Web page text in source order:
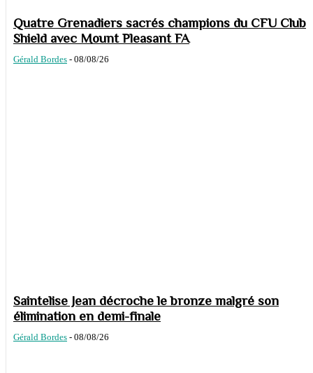
Quatre Grenadiers sacrés champions du CFU Club
Shield avec Mount Pleasant FA
Gérald Bordes - 08/08/26
Saintelise Jean décroche le bronze malgré son
élimination en demi-finale
Gérald Bordes - 08/08/26